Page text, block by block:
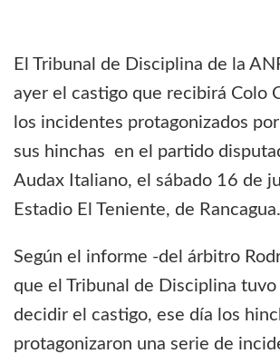
El Tribunal de Disciplina de la
ayer el castigo que recibirá Colo
los incidentes protagonizados
sus hinchas en el partido
Audax Italiano, el sábado 16 de
Estadio El Teniente, de Rancagua.
Según el informe -del árbitro
que el Tribunal de Disciplina tuvo
decidir el castigo, ese día los
protagonizaron una serie de